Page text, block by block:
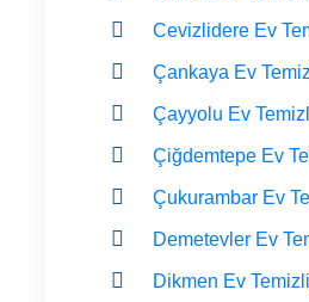
Cevizlidere Ev
Çankaya Ev
Çayyolu Ev
Çiğdemtepe Ev
Çukurambar Ev
Demetevler Ev
Dikmen Ev